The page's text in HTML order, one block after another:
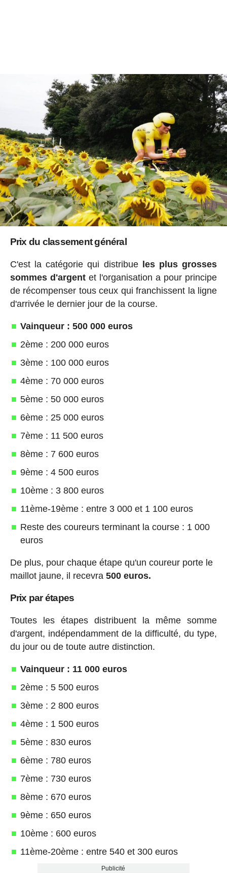
Prix du classement général
C'est la catégorie qui distribue
les plus grosses
sommes d'argentet l'organisation a pour principe
de récompenser tous ceux qui franchissent la ligne
d'arrivée le dernier jour de la course.
Vainqueur : 500 000 euros
2ème : 200 000 euros
3ème : 100 000 euros
4ème : 70 000 euros
5ème : 50 000 euros
6ème : 25 000 euros
7ème : 11 500 euros
8ème : 7 600 euros
9ème : 4 500 euros
10ème : 3 800 euros
11ème-19ème : entre 3 000 et 1 100 euros
Reste des coureurs terminant la course : 1 000
euros
De plus, pour chaque étape qu'un coureur porte le
maillot jaune, il recevra 500 euros.
Prix par étapes
Toutes les étapes distribuent la même somme
d'argent, indépendamment de la difficulté, du type,
du jour ou de toute autre distinction.
Vainqueur : 11 000 euros
2ème : 5 500 euros
3ème : 2 800 euros
4ème : 1 500 euros
5ème : 830 euros
6ème : 780 euros
7ème : 730 euros
8ème : 670 euros
9ème : 650 euros
10ème : 600 euros
11ème-20ème : entre 540 et 300 euros
Publicité